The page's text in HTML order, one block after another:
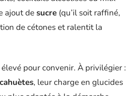
ajout desucre (qu’il soit raffiné,
de cétones et ralentit la
pour convenir. À privilégier :
, leur charge en glucides